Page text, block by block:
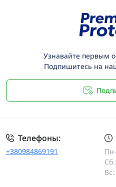
Узнавайте первым
Подпишитесь на
Телефоны:
+380984869191